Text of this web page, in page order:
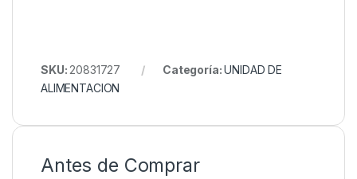
SKU: 20831727 Categoría:UNIDAD DE
ALIMENTACION
Antes de Comprar